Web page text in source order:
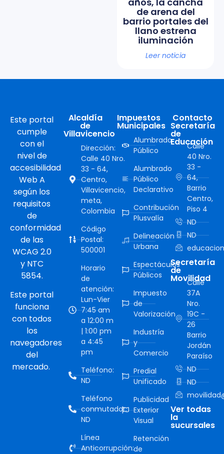
de arena del
barrio portales del
llano estrena
iluminación
Leer noticia
Este portal
cumple
con el
nivel de
accesibilidad
Web A
según los
requisitos
de
conformidad
de las
WCAG 2.0
y NTC
5854.
Este portal
funciona
con todos
los
navegadores
del
mercado.
Alcaldía
de
Villavicencio
Dirección:
Calle 40 Nro.
33 - 64,
Centro,
Villavicencio,
meta,
Colombia
Código
Postal:
500001
Horario
de
atención:
Lun-Vier
7:45 am
a 12:00 m
| 1:00 pm
a 4:45
pm
Teléfono:
ND
Teléfono
conmutador:
ND
Línea
Anticorrupción:
Impuestos
Municipales
Alumbrado
Público
Alumbrado
Público
Declarativo
Contribución
Plusvalía
Delineación
Urbana
Espectáculos
Públicos
Impuesto
de
Valorización
Industría
y
Comercio
Predial
Unificado
Publicidad
Exterior
Visual
Retención
de
Contacto
Secretaría
de
Educación
Calle
40 Nro.
33 -
64,
Barrio
Centro,
Piso 4
ND
ND
Secretaría
de
Movilidad
Calle
37A
Nro.
19C -
26
Barrio
Jordán
Paraíso
ND
ND
Ver todas
la
sucursales